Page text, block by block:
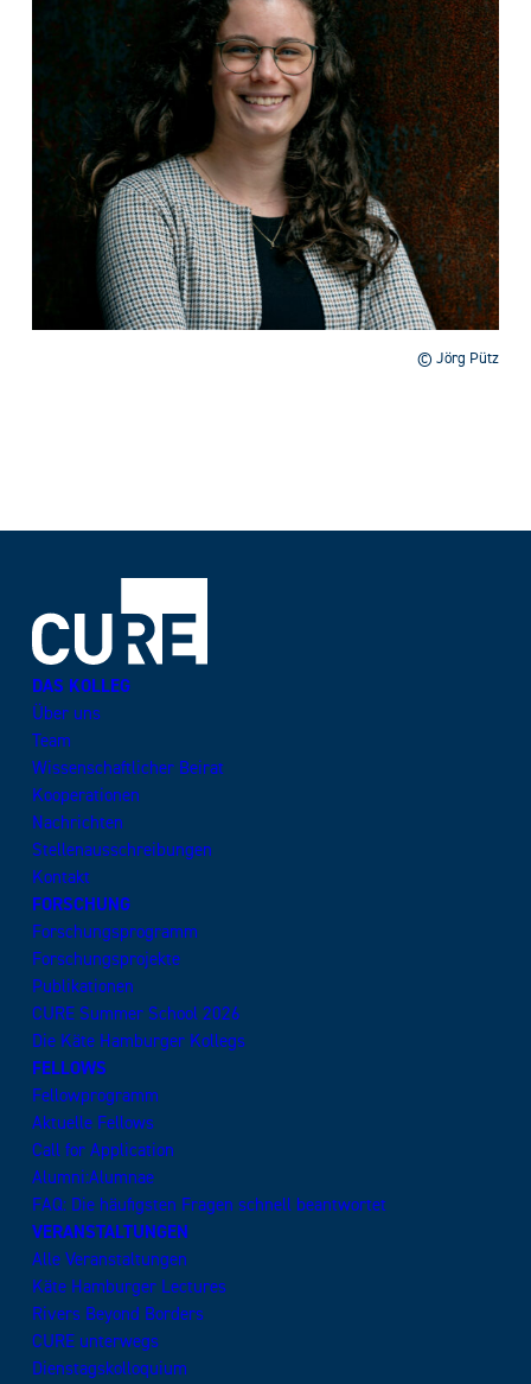
© Jörg Pütz
DAS KOLLEG
Über uns
Team
Wissenschaftlicher Beirat
Kooperationen
Nachrichten
Stellenausschreibungen
Kontakt
FORSCHUNG
Forschungsprogramm
Forschungsprojekte
Publikationen
CURE Summer School 2026
Die Käte Hamburger Kollegs
FELLOWS
Fellowprogramm
Aktuelle Fellows
Call for Application
Alumni:Alumnae
FAQ: Die häufigsten Fragen schnell beantwortet
VERANSTALTUNGEN
Alle Veranstaltungen
Käte Hamburger Lectures
Rivers Beyond Borders
CURE unterwegs
Dienstagskolloquium